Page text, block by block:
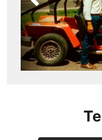
Previous